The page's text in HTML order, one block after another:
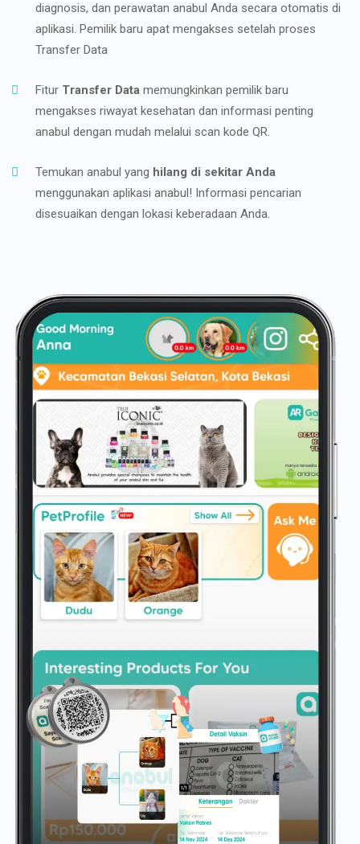
diagnosis, dan perawatan anabul Anda secara otomatis di
aplikasi. Pemilik baru apat mengakses setelah proses
Transfer Data
Fitur Transfer Data memungkinkan pemilik baru
mengakses riwayat kesehatan dan informasi penting
anabul dengan mudah melalui scan kode QR.
Temukan anabul yang hilang di sekitar Anda
menggunakan aplikasi anabul! Informasi pencarian
disesuaikan dengan lokasi keberadaan Anda.